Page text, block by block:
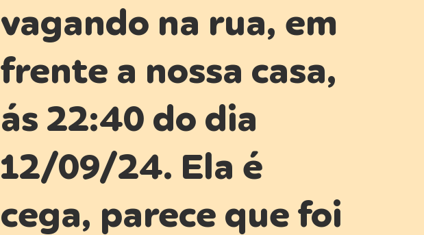
vagando na rua, em
frente a nossa casa,
ás 22:40 do dia
12/09/24. Ela é
cega, parece que foi